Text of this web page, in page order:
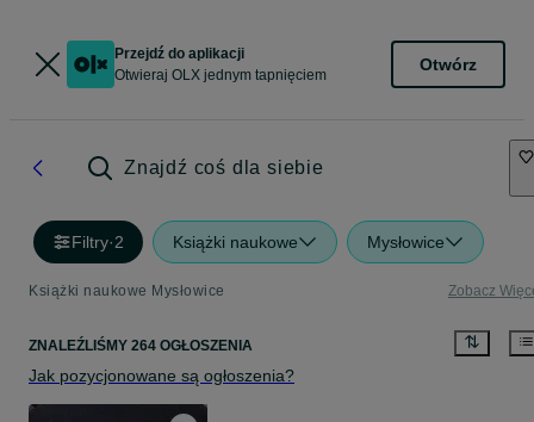
Przejdź do aplikacji
Otwieraj OLX jednym tapnięciem
Otwórz
Znajdź coś dla siebie
Filtry·2 Książki naukowe Mysłowice
Książki naukowe Mysłowice Zobacz
ZNALEŹLIŚMY 264 OGŁOSZENIA
Jak pozycjonowane są ogłoszenia?